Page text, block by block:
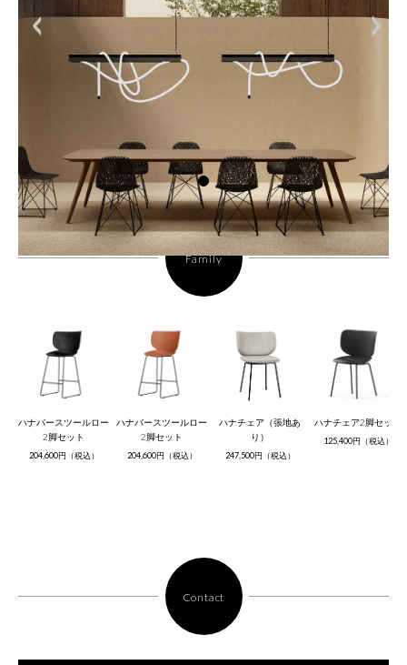
< >
Family
ハナバースツールロー
2脚セット
204,600円（税込）
ハナバースツールロー
2脚セット
204,600円（税込）
ハナチェア（張地あ
り）
247,500円（税込）
ハナチェア2脚セット
125,400円（税込）
Contact